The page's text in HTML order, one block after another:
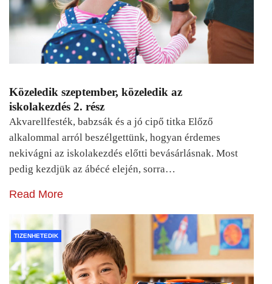
Közeledik szeptember, közeledik az
iskolakezdés 2. rész
Akvarellfesték, babzsák és a jó cipő titka Előző
alkalommal arról beszélgettünk, hogyan érdemes
nekivágni az iskolakezdés előtti bevásárlásnak. Most
pedig kezdjük az ábécé elején, sorra…
Read More
TIZENHETEDIK